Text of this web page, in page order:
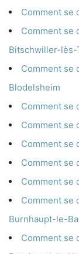
Comment se
Comment se
Bitschwiller-lès-
Comment se
Blodelsheim
Comment se
Comment se
Comment se
Comment se
Comment se
Comment se
Burnhaupt-le-
Comment se